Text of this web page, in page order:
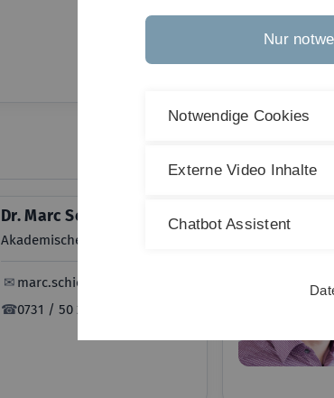
Dr. Marc Schickler
Akademischer Rat
✉ marc.schickler@uni-ulm.de
☎0731 / 50 24230
Nur
Notwendige Cookies
Externe Video Inhalte
Chatbot Assistent